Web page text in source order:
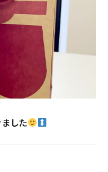
した